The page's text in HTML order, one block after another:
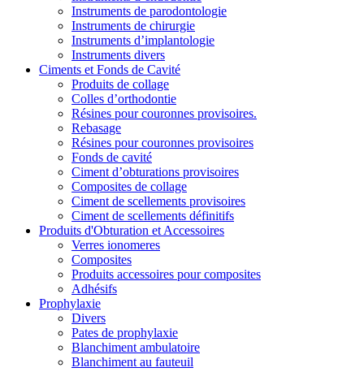
Instruments de parodontologie
Instruments de chirurgie
Instruments d’implantologie
Instruments divers
Ciments et Fonds de Cavité
Produits de collage
Colles d’orthodontie
Résines pour couronnes provisoires.
Rebasage
Résines pour couronnes provisoires
Fonds de cavité
Ciment d’obturations provisoires
Composites de collage
Ciment de scellements provisoires
Ciment de scellements définitifs
Produits d'Obturation et Accessoires
Verres ionomeres
Composites
Produits accessoires pour composites
Adhésifs
Prophylaxie
Divers
Pates de prophylaxie
Blanchiment ambulatoire
Blanchiment au fauteuil